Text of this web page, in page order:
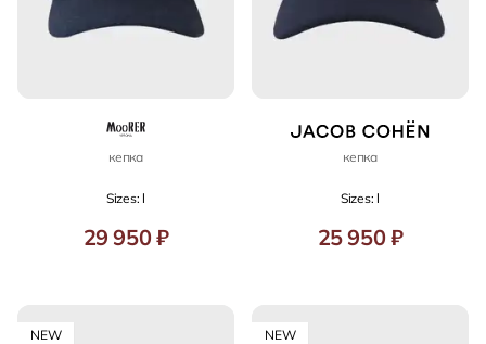
кепка
Sizes: l
29 950 ₽
кепка
Sizes: l
25 950 ₽
NEW NEW